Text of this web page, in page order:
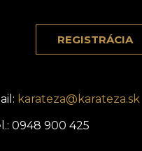
REGISTRÁCIA
karateza@karateza.sk
0948 900 425